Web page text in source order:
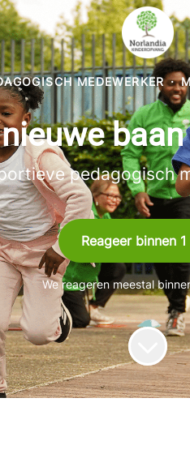
MEDEWERKER ·
pedagogisch
Reageer binnen 1
We reageren meestal